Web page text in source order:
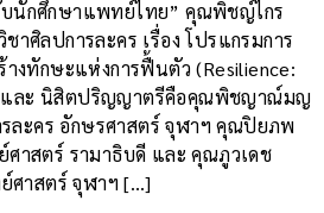
บนักศึกษาแพทย์ไทย” คุณพิชญ์ไกร
ศิลปการละคร เรื่อง โปรแกรมการ
างทักษะแห่งการฟื้นตัว (Resilience:
และ นิสิตปริญญาตรีคือคุณพิชญาณ์มญ
ละคร อักษรศาสตร์ จุฬาฯ คุณปิยภพ
สตร์ รามาธิบดี และ คุณภูวเดช
ศาสตร์ จุฬาฯ […]